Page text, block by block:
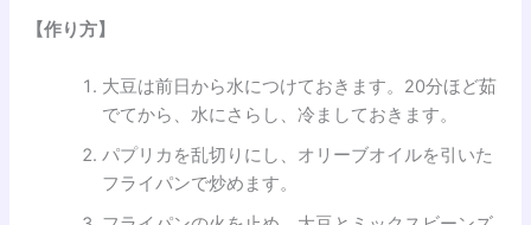
【作り方】
大豆は前日から水につけておきます。20分ほど茹
でてから、水にさらし、冷ましておきます。
パプリカを乱切りにし、オリーブオイルを引いた
フライパンで炒めます。